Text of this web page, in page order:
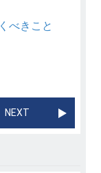
べきこと
NEXT